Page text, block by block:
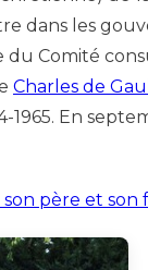
dans les
Comité
Charles de
1965. En
père et son